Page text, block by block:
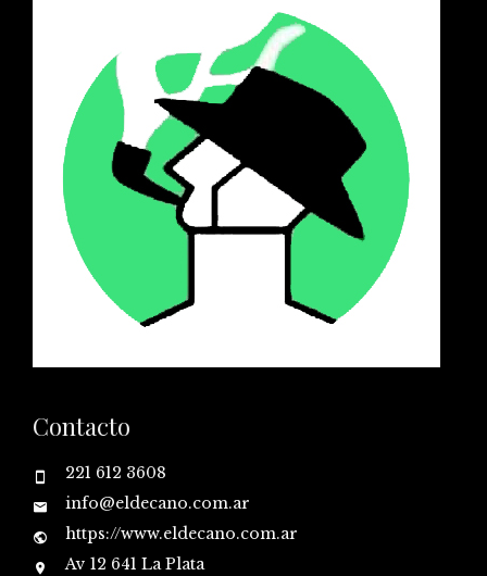
Contacto
221 612 3608
info@eldecano.com.ar
https://www.eldecano.com.ar
Av 12 641 La Plata